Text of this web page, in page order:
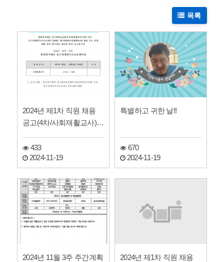
목록
2024년 제1차 직원 채용
공고(4차/사회재활교사)에
433
2024-11-19
특별하고 귀한 날!!
670
2024-11-19
2024년 11월 3주 주간계획
2024년 제1차 직원 채용